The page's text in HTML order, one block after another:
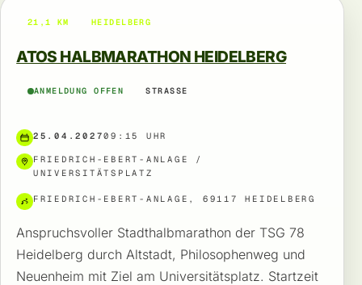
21,1 KM HEIDELBERG
ATOS HALBMARATHON HEIDELBERG
ANMELDUNG OFFEN STRASSE
25.04.202709:15 UHR
FRIEDRICH-EBERT-ANLAGE /
UNIVERSITÄTSPLATZ
FRIEDRICH-EBERT-ANLAGE, 69117 HEIDELBERG
Anspruchsvoller Stadthalbmarathon der TSG 78
Heidelberg durch Altstadt, Philosophenweg und
Neuenheim mit Ziel am Universitätsplatz. Startzeit